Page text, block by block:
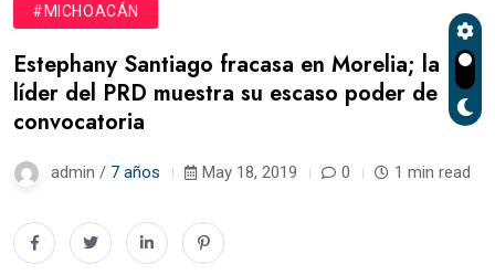
#MICHOACÁN
Estephany Santiago fracasa en Morelia; la
líder del PRD muestra su escaso poder de
convocatoria
admin / 7 años May 18, 2019 0 1 min read